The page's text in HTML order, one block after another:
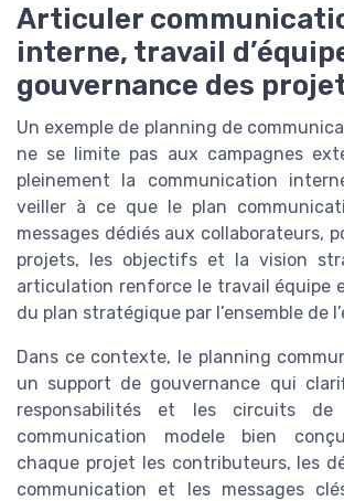
Articuler
interne, travail
gouvernance des
Un exemple de planning de
ne se limite pas aux campagnes
pleinement la communication
veiller à ce que le plan
messages dédiés aux collaborateurs,
projets, les objectifs et la vision
articulation renforce le travail équipe
du plan stratégique par l’ensemble de
Dans ce contexte, le planning
un support de gouvernance qui
responsabilités et les circuits de
communication modele bien
chaque projet les contributeurs, les
communication et les messages